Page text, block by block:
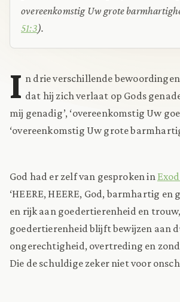
overeenkomstig Uw grote
51:3).
I n drie verschillende
dat hij zich verlaat op Gods
mij genadig’, ‘overeenkomstig Uw
‘overeenkomstig Uw grote
God had er zelf van gesproken in
‘HEERE, HEERE, God, barmhartig
en rijk aan goedertierenheid en
goedertierenheid blijft bewijzen aan
ongerechtigheid, overtreding en
Die de schuldige zeker niet voor